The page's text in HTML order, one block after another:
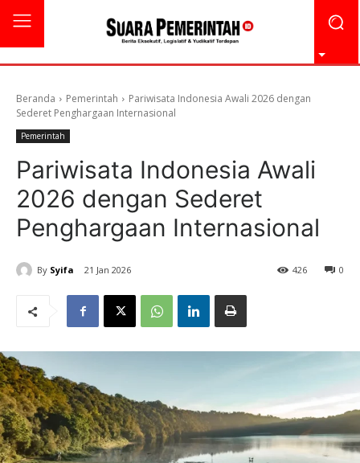
Beranda Pemerintah
Pariwisata Indonesia Awali 2026 dengan
Sederet Penghargaan Internasional
Pemerintah
Pariwisata Indonesia Awali
2026 dengan Sederet
Penghargaan Internasional
By Syifa 21 Jan 2026 0
426